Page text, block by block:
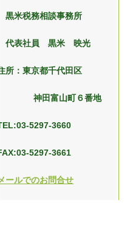
黒米税務相談事務所
代表社員 黒米 映光
所：東京都千代田区
神田富山町６番地
5297-3660
5297-3661
ールでのお問合せ